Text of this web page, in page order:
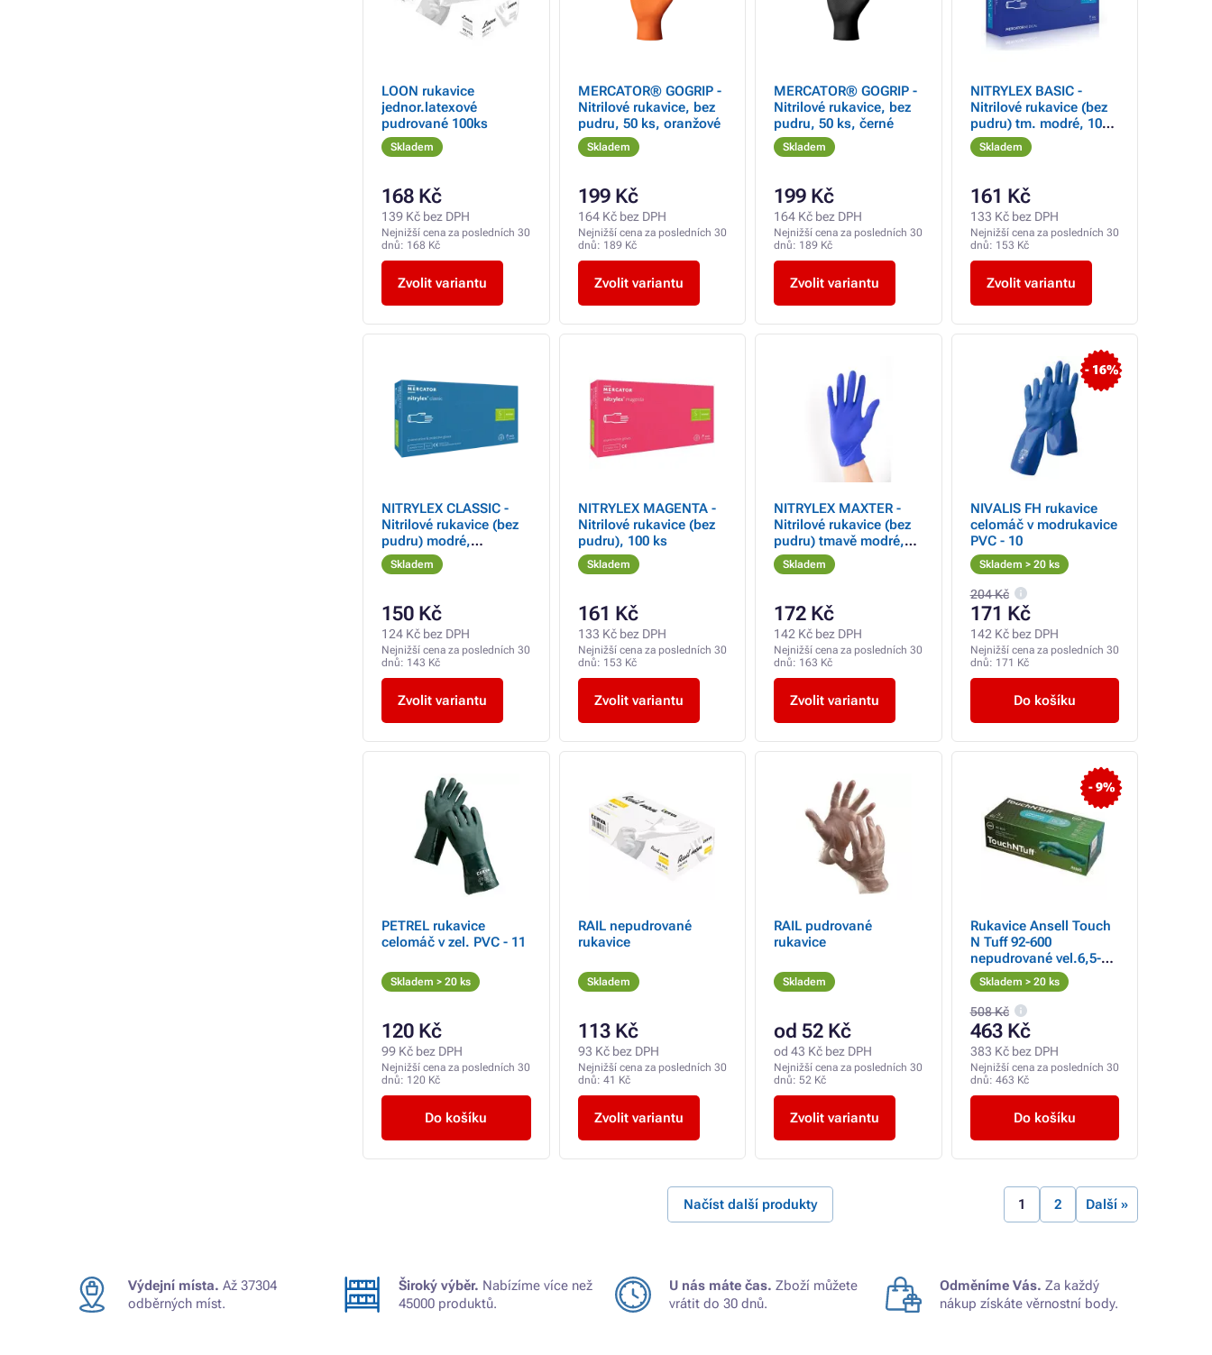
LOON rukavice
jednor.latexové
pudrované 100ks
Skladem
168 Kč
139 Kč bez DPH
Nejnižší cena za posledních 30
dnů: 168 Kč
Zvolit variantu
MERCATOR® GOGRIP -
Nitrilové rukavice, bez
pudru, 50 ks, oranžové
Skladem
199 Kč
164 Kč bez DPH
Nejnižší cena za posledních 30
dnů: 189 Kč
Zvolit variantu
MERCATOR® GOGRIP -
Nitrilové rukavice, bez
pudru, 50 ks, černé
Skladem
199 Kč
164 Kč bez DPH
Nejnižší cena za posledních 30
dnů: 189 Kč
Zvolit variantu
NITRYLEX BASIC -
Nitrilové rukavice (bez
pudru) tm. modré, 100
ksSkladem
161 Kč
133 Kč bez DPH
Nejnižší cena za posledních 30
dnů: 153 Kč
Zvolit variantu
NITRYLEX CLASSIC -
Nitrilové rukavice (bez
pudru) modré,
nesterilní - 100 ks
Skladem
150 Kč
124 Kč bez DPH
Nejnižší cena za posledních 30
dnů: 143 Kč
Zvolit variantu
NITRYLEX MAGENTA -
Nitrilové rukavice (bez
pudru), 100 ks
Skladem
161 Kč
133 Kč bez DPH
Nejnižší cena za posledních 30
dnů: 153 Kč
Zvolit variantu
NITRYLEX MAXTER -
Nitrilové rukavice (bez
pudru) tmavě modré,
100 ks
Skladem
172 Kč
142 Kč bez DPH
Nejnižší cena za posledních 30
dnů: 163 Kč
Zvolit variantu
- 16%
NIVALIS FH rukavice
celomáč v modrukavice
PVC - 10
Skladem > 20 ks
204 Kč
171 Kč
142 Kč bez DPH
Nejnižší cena za posledních 30
dnů: 171 Kč
Do košíku
PETREL rukavice
celomáč v zel. PVC - 11
Skladem > 20 ks
120 Kč
99 Kč bez DPH
Nejnižší cena za posledních 30
dnů: 120 Kč
Do košíku
RAIL nepudrované
rukavice
Skladem
113 Kč
93 Kč bez DPH
Nejnižší cena za posledních 30
dnů: 41 Kč
Zvolit variantu
RAIL pudrované
rukavice
Skladem
od 52 Kč
od 43 Kč bez DPH
Nejnižší cena za posledních 30
dnů: 52 Kč
Zvolit variantu
- 9%
Rukavice Ansell Touch
N Tuff 92-600
nepudrované vel.6,5-7
zelené 100ks
Skladem > 20 ks
508 Kč
463 Kč
383 Kč bez DPH
Nejnižší cena za posledních 30
dnů: 463 Kč
Do košíku
Načíst další produkty 1 2 Další »
Výdejní místa. Až 37304
odběrných míst.
Široký výběr. Nabízíme více než
45000 produktů.
U nás máte čas. Zboží můžete
vrátit do 30 dnů.
Odměníme Vás. Za každý
nákup získáte věrnostní body.